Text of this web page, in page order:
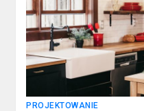
PROJEKTOWANIE